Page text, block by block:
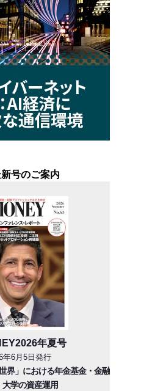
号のご案内
年夏号
年6月5日発行
界」における年金基金・金融
大学の資産運用